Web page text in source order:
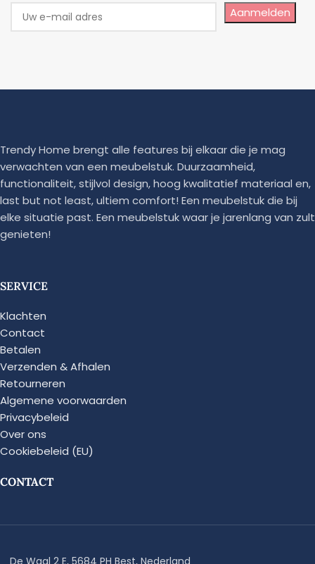
Aanmelden
Trendy Home brengt alle features bij elkaar die je mag
verwachten van een meubelstuk. Duurzaamheid,
functionaliteit, stijlvol design, hoog kwalitatief materiaal en,
last but not least, ultiem comfort! Een meubelstuk die bij
elke situatie past. Een meubelstuk waar je jarenlang van zult
genieten!
SERVICE
Klachten
Contact
Betalen
Verzenden & Afhalen
Retourneren
Algemene voorwaarden
Privacybeleid
Over ons
Cookiebeleid (EU)
CONTACT